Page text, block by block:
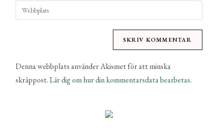
Denna webbplats använder Akismet för att minska
skräppost.Lär dig om hur din kommentarsdata bearbetas.